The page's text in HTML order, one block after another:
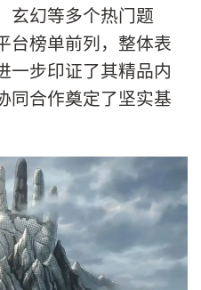
玄幻等多个热门题
台榜单前列，整体表
一步印证了其精品内
同合作奠定了坚实基